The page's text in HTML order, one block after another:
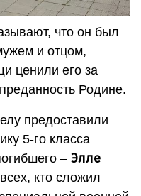
что он был
и отцом,
ценили его за
Родине.
предоставили
5-го класса
– Элле
кто сложил